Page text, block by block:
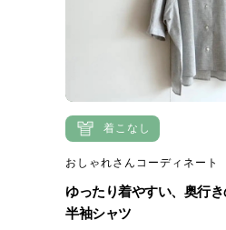
着こなし
おしゃれさんコーディネート
ゆったり着やすい、奥行
半袖シャツ